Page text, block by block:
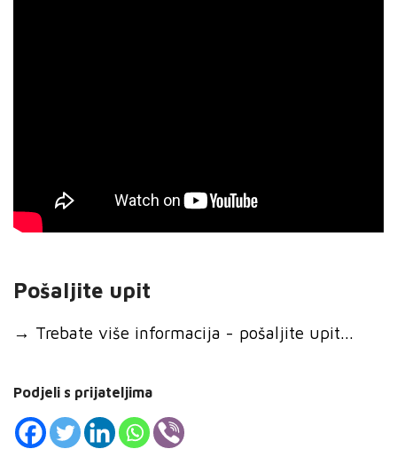
Pošaljite upit
→ Trebate više informacija - pošaljite upit...
Podjeli s prijateljima